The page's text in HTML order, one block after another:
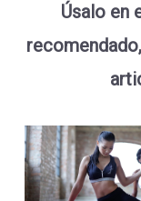
Úsalo en